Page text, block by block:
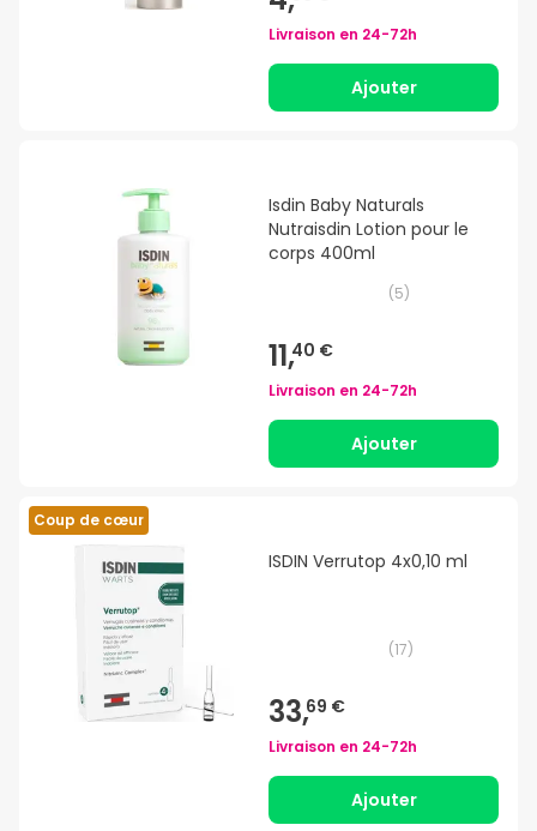
Livraison en 24-72h
Ajouter
Isdin Baby Naturals
Nutraisdin Lotion pour le
corps 400ml
(5)
11,40 €
Livraison en 24-72h
Ajouter
Coup de cœur
ISDIN Verrutop 4x0,10 ml
(17)
33,69 €
Livraison en 24-72h
Ajouter